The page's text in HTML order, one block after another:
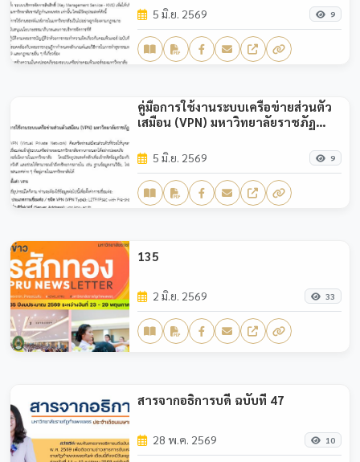
กฎหมายด้วยระบบบริหารจัดการ
ลิขสิทธิ์ (Key Management Service -
KMS)
5 มิ.ย. 2569 9
คู่มือการใช้งานระบบเครือข่ายส่วนตัว
เสมือน (VPN) มหาวิทยาลัยราชภัฏ
5 มิ.ย. 2569 9
135
2 มิ.ย. 2569 33
สารจากอธิการบดี ฉบับที่ 47
28 พ.ค. 2569 10